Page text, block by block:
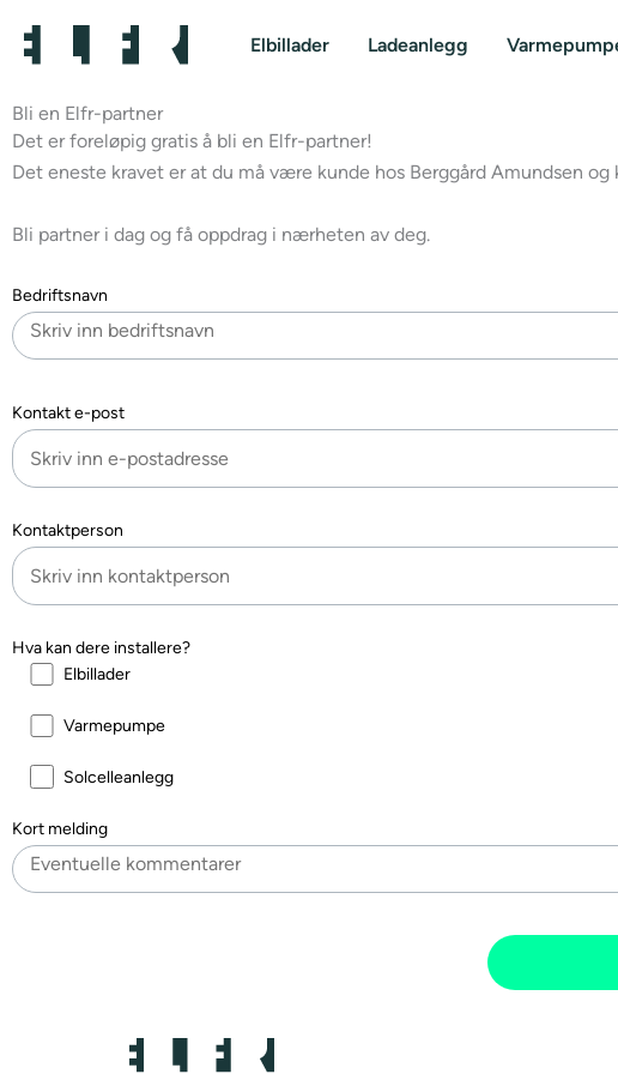
rett
innholdet
Elbillader Ladeanlegg
Bli en Elfr-partner
Det er foreløpig gratis å bli en Elfr-partner!
Det eneste kravet er at du må være kunde hos Berggård Amundsen
Bli partner i dag og få oppdrag i nærheten av deg.
Bedriftsnavn
Kontakt e-post
Kontaktperson
Hva kan dere installere?
Elbillader
Varmepumpe
Solcelleanlegg
Kort melding